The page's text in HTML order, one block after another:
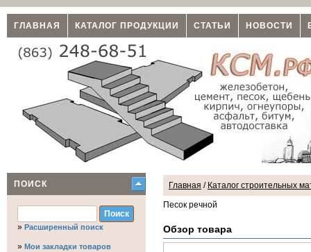
ГЛАВНАЯ КАТАЛОГ ПРОДУКЦИИ СТАТЬИ НОВОСТИ
ПОИСК
» Расширенный поиск
» Мои закладки товаров
Главная / Каталог строительных
Песок речной
Обзор товара